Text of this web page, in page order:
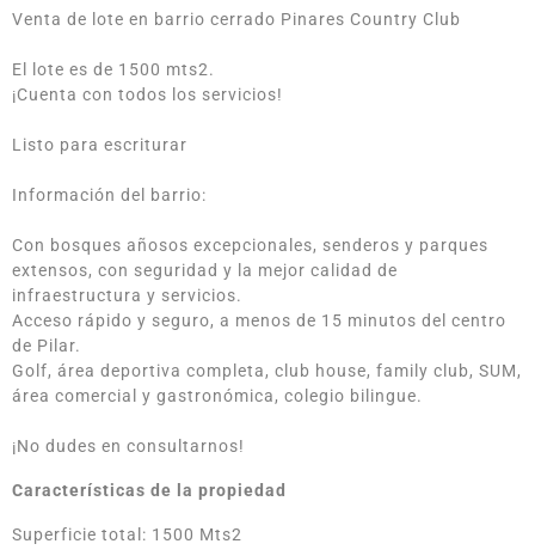
Venta de lote en barrio cerrado Pinares Country Club
El lote es de 1500 mts2.
¡Cuenta con todos los servicios!
Listo para escriturar
Información del barrio:
Con bosques añosos excepcionales, senderos y parques
extensos, con seguridad y la mejor calidad de
infraestructura y servicios.
Acceso rápido y seguro, a menos de 15 minutos del centro
de Pilar.
Golf, área deportiva completa, club house, family club, SUM,
área comercial y gastronómica, colegio bilingue.
¡No dudes en consultarnos!
Características de la propiedad
Superficie total: 1500 Mts2